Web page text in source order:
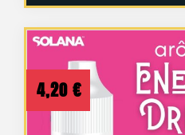
4,20 €